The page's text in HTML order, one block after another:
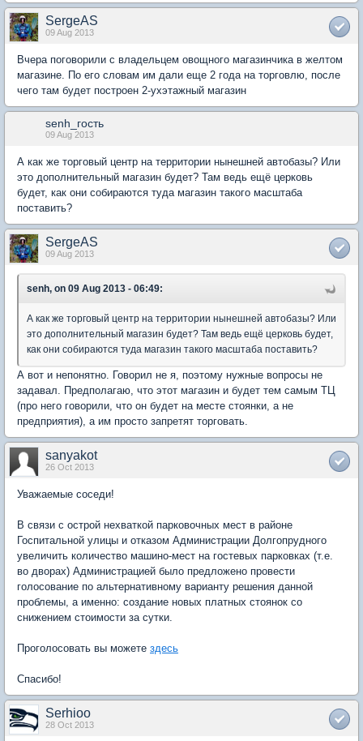
SergeAS
09 Aug 2013
Вчера поговорили с владельцем овощного магазинчика в желтом
магазине. По его словам им дали еще 2 года на торговлю, после
чего там будет построен 2-ухэтажный магазин
senh_гость
09 Aug 2013
А как же торговый центр на территории нынешней автобазы? Или
это дополнительный магазин будет? Там ведь ещё церковь
будет, как они собираются туда магазин такого масштаба
поставить?
SergeAS
09 Aug 2013
senh, on 09 Aug 2013 - 06:49:
А как же торговый центр на территории нынешней автобазы? Или
это дополнительный магазин будет? Там ведь ещё церковь будет,
как они собираются туда магазин такого масштаба поставить?
А вот и непонятно. Говорил не я, поэтому нужные вопросы не
задавал. Предполагаю, что этот магазин и будет тем самым ТЦ
(про него говорили, что он будет на месте стоянки, а не
предприятия), а им просто запретят торговать.
sanyakot
26 Oct 2013
Уважаемые соседи!
В связи с острой нехваткой парковочных мест в районе
Госпитальной улицы и отказом Администрации Долгопрудного
увеличить количество машино-мест на гостевых парковках (т.е.
во дворах) Администрацией было предложено провести
голосование по альтернативному варианту решения данной
проблемы, а именно: создание новых платных стоянок со
снижением стоимости за сутки.
Проголосовать вы можете здесь
Спасибо!
Serhioo
28 Oct 2013